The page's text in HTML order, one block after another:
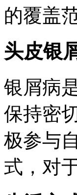
的覆盖
头皮银
银屑病
保持密
极参与
式，对